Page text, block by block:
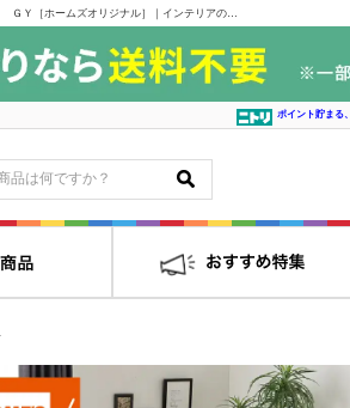
ダイニング５点セット セラミクス２/ダイニングチェア グラブ Ｂ２６６６Ｂ ＧＹ［ホームズオリジナル］｜インテリアの島忠・ホームズ家具販売通販サイト シマホネット
ポイント貯まる